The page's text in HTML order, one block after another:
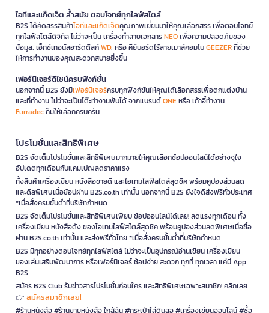
ไอทีและแก็ดเจ็ต ล้ำสมัย ตอบโจทย์ทุกไลฟ์สไตล์
B2S ได้คัดสรรสินค้าไอทีและแก็ดเจ็ตคุณภาพเยี่ยมมาให้คุณเลือกสรร เพื่อตอบโจทย์
ทุกไลฟ์สไตล์ดิจิทัล ไม่ว่าจะเป็น เครื่องทำลายเอกสารNEOเพื่อความปลอดภัยของ
ข้อมูล, เอ็กซ์เทอนัลฮาร์ดดิสก์WD, หรือ คีย์บอร์ดไร้สายเมาส์คอมโบGEEZERที่ช่วย
ให้การทำงานของคุณสะดวกสบายยิ่งขึ้น
เฟอร์นิเจอร์ดีไซน์ครบฟังก์ชั่น
นอกจากนี้ B2S ยังมีเฟอร์นิเจอร์ครบทุกฟังก์ชันให้คุณได้เลือกสรรเพื่อตกแต่งบ้าน
และที่ทำงาน ไม่ว่าจะเป็นโต๊ะทำงานพับได้ จากแบรนด์ONEหรือ เก้าอี้ทำงาน
Furradecก็มีให้เลือกครบครัน
โปรโมชั่นและสิทธิพิเศษ
B2S จัดเต็มโปรโมชั่นและสิทธิพิเศษมากมายให้คุณเลือกช้อปออนไลน์ได้อย่างจุใจ
อัปเดตทุกเดือนกับแคมเปญลดราคาแรง
ทั้งสินค้าเครื่องเขียน หนังสือขายดี และไอเทมไลฟ์สไตล์สุดชิค พร้อมคูปองส่วนลด
และดีลพิเศษเมื่อช้อปผ่าน B2S.co.th เท่านั้น นอกจากนี้ B2S ยังใจดีส่งฟรีทั่วประเทศ
*เมื่อสั่งครบขั้นต่ำที่บริษัทกำหนด
B2S จัดเต็มโปรโมชั่นและสิทธิพิเศษเพียบ ช้อปออนไลน์ได้เลย! ลดแรงทุกเดือน ทั้ง
เครื่องเขียน หนังสือดัง ของไอเทมไลฟ์สไตล์สุดชิค พร้อมคูปองส่วนลดพิเศษเมื่อซื้อ
ผ่าน B2S.co.th เท่านั้น และส่งฟรีทั่วไทย *เมื่อสั่งครบขั้นต่ำที่บริษัทกำหนด
B2S มีทุกอย่างตอบโจทย์ทุกไลฟ์สไตล์ ไม่ว่าจะเป็นอุปกรณ์อ่านเขียน เครื่องเขียน
ของเล่นเสริมพัฒนาการ หรือเฟอร์นิเจอร์ ช้อปง่าย สะดวก ทุกที่ ทุกเวลา แค่มี App
B2S
สมัคร B2S Club รับข่าวสารโปรโมชั่นก่อนใคร และสิทธิพิเศษเฉพาะสมาชิก! คลิกเลย
👉 สมัครสมาชิกเลย!
#ร้านหนังสือ #ร้านขายหนังสือ ใกล้ฉัน #กระเป๋าใส่ดินสอ #เครื่องเขียนออนไลน์ #ซื้อ